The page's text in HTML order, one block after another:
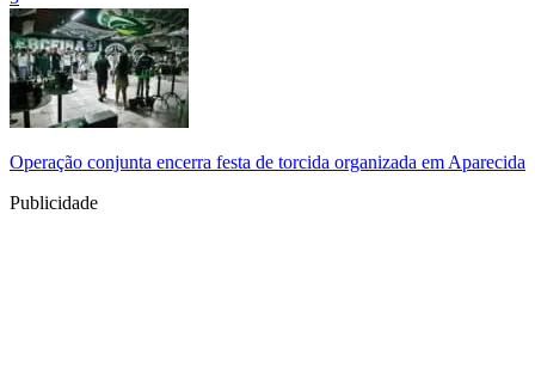
Operação conjunta encerra festa de torcida organizada em Aparecida
Publicidade